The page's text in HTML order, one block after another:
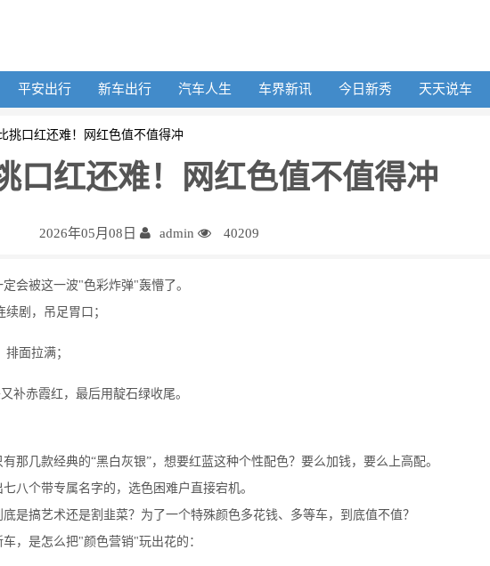
平安出行 新车出行 汽车人生 车界新讯 今日新秀 天天说车
挑口红还难！网红色值不值得冲
口红还难！网红色值不值得冲
2026年05月08日 admin 40209
会被这一波"色彩炸弹"轰懵了。
剧，吊足胃口；
面拉满；
补赤霞红，最后用靛石绿收尾。
那几款经典的“黑白灰银”，想要红蓝这种个性配色？要么加钱，要么上高配。
八个带专属名字的，选色困难户直接宕机。
是搞艺术还是割韭菜？为了一个特殊颜色多花钱、多等车，到底值不值？
，是怎么把"颜色营销"玩出花的：